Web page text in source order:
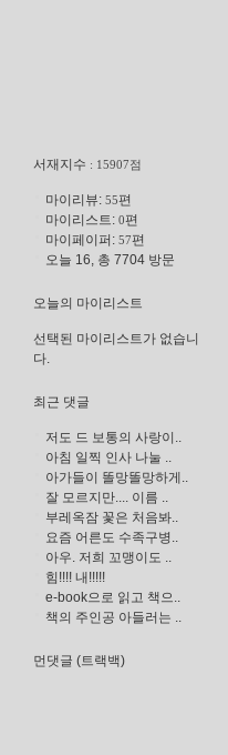
서재지수 : 15907점
마이리뷰: 55편
마이리스트: 0편
마이페이퍼: 57편
오늘 16, 총 7704 방문
오늘의 마이리스트
선택된 마이리스트가 없습니
다.
최근 댓글
저도 드 보통의 사랑이..
아침 일찍 인사 나눌 ..
아가들이 똘망똘망하게..
잘 모르지만.... 이름 ..
부레옥잠 꽃은 처음봐..
요즘 어른도 수족구병..
아우. 저희 꼬맹이도 ..
힘!!!! 내!!!!!
e-book으로 읽고 책으..
책의 주인공 아들러는 ..
먼댓글 (트랙백)